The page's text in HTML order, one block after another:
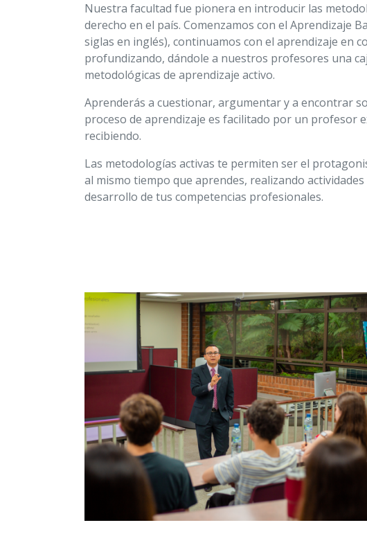
Nuestra facultad fue pionera en introducir las
derecho en el país. Comenzamos con el Aprendizaje
siglas en inglés), continuamos con el aprendizaje en
profundizando, dándole a nuestros profesores una
metodológicas de aprendizaje activo.
Aprenderás a cuestionar, argumentar y a encontrar
proceso de aprendizaje es facilitado por un profesor
recibiendo.
Las metodologías activas te permiten ser el
al mismo tiempo que aprendes, realizando
desarrollo de tus competencias profesionales.